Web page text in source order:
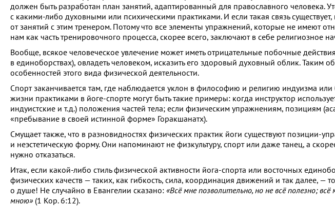
должен быть разработан план занятий, адаптированный для православного человека.
с какими-либо духовными или психическими практиками. И если такая связь
от занятий с этим тренером. Потому что все элементы упражнений, которые не имеют
нам как часть тренировочного процесса, скорее всего, заключают в себе религиозное
Вообще, всякое человеческое увлечение может иметь отрицательные побочные
в единоборствах), овладеть человеком, исказить его здоровый духовный облик. Таким
особенностей этого вида физической деятельности.
Спорт заканчивается там, где наблюдается уклон в философию и религию индуизма
жизни практиками в йоге-спорте могут быть такие примеры: когда инструктор
индуистские и т.д.) положения частей тела; если физическим упражнениям, позициям
«пребывание в своей истинной форме» Горакшанатх).
Смущает также, что в разновидностях физических практик йоги существуют позиции-
и неэстетическую форму. Они напоминают не физкультуру, спорт или даже танец, а
нужно отказаться.
Итак, если какой-либо стиль физической активности йога-спорта или восточных
физических качеств — таких, как гибкость, сила, координация движений и так далее, —
о душе! Не случайно в Евангелии сказано: «Всё мне позволительно, но не всё полезно;
мною»(1 Кор. 6:12).